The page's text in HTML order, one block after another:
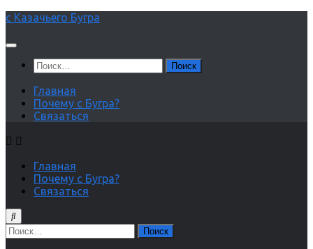
Перейти
содержимому
с Казачьего Бугра
Найти:
Главная
Почему с Бугра?
Связаться
Главная
Почему с Бугра?
Связаться
Найти: